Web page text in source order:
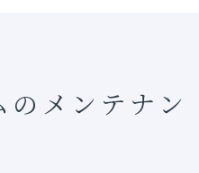
メンテナン